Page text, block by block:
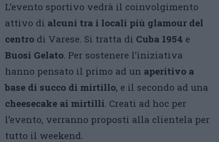
L’evento sportivo vedrà il coinvolgimento
attivo di alcuni tra i locali più glamour del
centro di Varese. Si tratta di Cuba 1954 e
Buosi Gelato. Per sostenere l’iniziativa
hanno pensato il primo ad un aperitivo a
base di succo di mirtillo, e il secondo ad una
cheesecake ai mirtilli. Creati ad hoc per
l’evento, verranno proposti alla clientela per
tutto il weekend.